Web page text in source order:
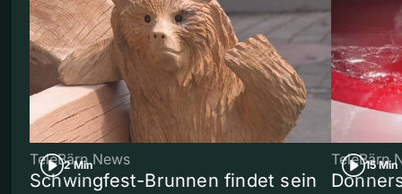
2 Min
TeleBärn News
Schwingfest-Brunnen findet sein
15 Min
TeleBärn